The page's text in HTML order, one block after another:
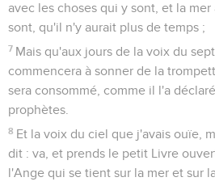
avec les choses qui y sont, et la
sont, qu'il n'y aurait plus de temps ;
7 Mais qu'aux jours de la voix du
commencera à sonner de la
sera consommé, comme il l'a
prophètes.
8 Et la voix du ciel que j'avais ouïe,
dit : va, et prends le petit Livre
l'Ange qui se tient sur la mer et sur